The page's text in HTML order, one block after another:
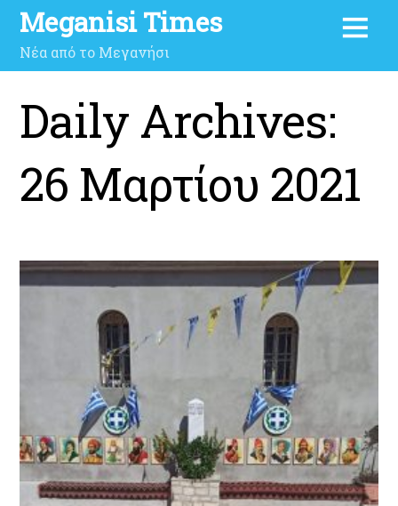
Meganisi Times
Νέα από το Μεγανήσι
Daily Archives:
26 Μαρτίου 2021